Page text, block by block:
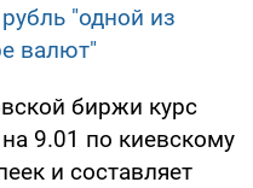
"одной из
валют"
биржи курс
9.01 по киевскому
и составляет